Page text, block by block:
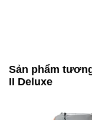
Sản phẩm
II Deluxe